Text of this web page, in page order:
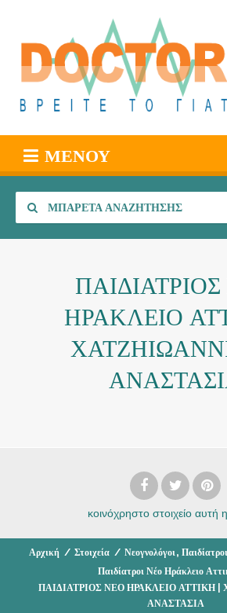
ΜΕΝΟΎ
ΜΠΑΡΈΤΑ ΑΝΑΖΉΤΗΣΗΣ
ΗΡΑΚΛΕΙΟ
κοινόχρηστο στοιχείο αυτή
Αρχική / Στοιχεία / Νεογνολόγοι , Παιδίατροι
Παιδίατροι Νέο Ηράκλειο
ΠΑΙΔΙΑΤΡΙΟΣ ΝΕΟ ΗΡΑΚΛΕΙΟ ΑΤΤΙΚΗ
ΑΝΑΣΤΑΣΙΑ